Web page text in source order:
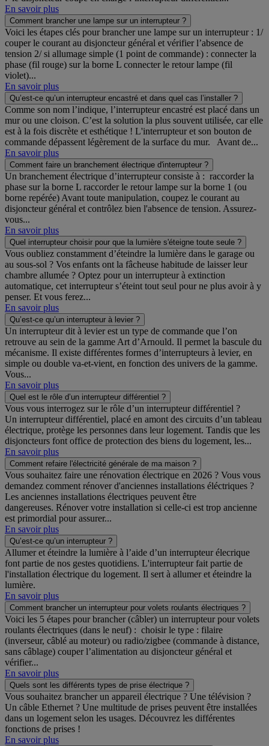
En savoir plus
Comment brancher une lampe sur un interrupteur ?
Voici les étapes clés pour brancher une lampe sur un interrupteur : 1/
couper le courant au disjoncteur général et vérifier l’absence de
tension 2/ si allumage simple (1 point de commande) : connecter la
phase (fil rouge) sur la borne L connecter le retour lampe (fil
violet)...
En savoir plus
Qu’est-ce qu’un interrupteur encastré et dans quel cas l’installer ?
Comme son nom l’indique, l’interrupteur encastré est placé dans un
mur ou une cloison. C’est la solution la plus souvent utilisée, car elle
est à la fois discrète et esthétique ! L'interrupteur et son bouton de
commande dépassent légèrement de la surface du mur. Avant de...
En savoir plus
Comment faire un branchement électrique d'interrupteur ?
Un branchement électrique d’interrupteur consiste à : raccorder la
phase sur la borne L raccorder le retour lampe sur la borne 1 (ou
borne repérée) Avant toute manipulation, coupez le courant au
disjoncteur général et contrôlez bien l'absence de tension. Assurez-
vous...
En savoir plus
Quel interrupteur choisir pour que la lumière s'éteigne toute seule ?
Vous oubliez constamment d’éteindre la lumière dans le garage ou
au sous-sol ? Vos enfants ont la fâcheuse habitude de laisser leur
chambre allumée ? Optez pour un interrupteur à extinction
automatique, cet interrupteur s’éteint tout seul pour ne plus avoir à y
penser. Et vous ferez...
En savoir plus
Qu’est-ce qu’un interrupteur à levier ?
Un interrupteur dit à levier est un type de commande que l’on
retrouve au sein de la gamme Art d’Arnould. Il permet la bascule du
mécanisme. Il existe différentes formes d’interrupteurs à levier, en
simple ou double va-et-vient, en fonction des univers de la gamme.
Vous...
En savoir plus
Quel est le rôle d’un interrupteur différentiel ?
Vous vous interrogez sur le rôle d’un interrupteur différentiel ?
Un interrupteur différentiel, placé en amont des circuits d’un tableau
électrique, protège les personnes dans leur logement. Tandis que les
disjoncteurs font office de protection des biens du logement, les...
En savoir plus
Comment refaire l'électricité générale de ma maison ?
Vous souhaitez faire une rénovation électrique en 2026 ? Vous vous
demandez comment rénover d'anciennes installations éléctriques ?
Les anciennes installations électriques peuvent être
dangereuses. Rénover votre installation si celle-ci est trop ancienne
est primordial pour assurer...
En savoir plus
Qu’est-ce qu’un interrupteur ?
Allumer et éteindre la lumière à l’aide d’un interrupteur élecrique
font partie de nos gestes quotidiens. L'interrupteur fait partie de
l'installation électrique du logement. Il sert à allumer et éteindre la
lumière.
En savoir plus
Comment brancher un interrupteur pour volets roulants électriques ?
Voici les 5 étapes pour brancher (câbler) un interrupteur pour volets
roulants électriques (dans le neuf) : choisir le type : filaire
(inverseur, câblé au moteur) ou radio/zigbee (commande à distance,
sans câblage) couper l’alimentation au disjoncteur général et
vérifier...
En savoir plus
Quels sont les différents types de prise électrique ?
Vous souhaitez brancher un appareil électrique ? Une télévision ?
Un câble Ethernet ? Une multitude de prises peuvent être installées
dans un logement selon les usages. Découvrez les différentes
fonctions de prises !
En savoir plus